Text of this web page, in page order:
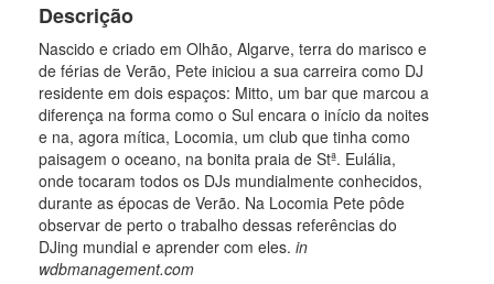
Descrição
Nascido e criado em Olhão, Algarve, terra do marisco e
de férias de Verão, Pete iniciou a sua carreira como DJ
residente em dois espaços: Mitto, um bar que marcou a
diferença na forma como o Sul encara o início da noites
e na, agora mítica, Locomia, um club que tinha como
paisagem o oceano, na bonita praia de Stª. Eulália,
onde tocaram todos os DJs mundialmente conhecidos,
durante as épocas de Verão. Na Locomia Pete pôde
observar de perto o trabalho dessas referências do
DJing mundial e aprender com eles. in
wdbmanagement.com